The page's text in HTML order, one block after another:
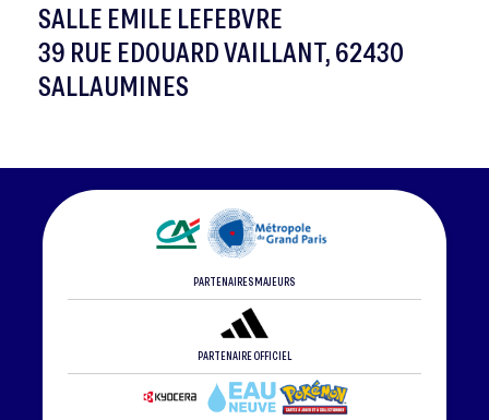
SALLE EMILE LEFEBVRE
39 RUE EDOUARD VAILLANT, 62430
SALLAUMINES
PARTENAIRES MAJEURS
PARTENAIRE OFFICIEL